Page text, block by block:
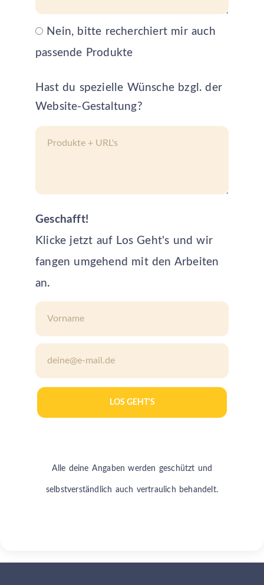
Nein, bitte recherchiert mir auch
passende Produkte
Hast du spezielle Wünsche bzgl. der
Website-Gestaltung?
Geschafft!
Klicke jetzt auf Los Geht's und wir
fangen umgehend mit den Arbeiten
an.
LOS GEHT'S
Alle deine Angaben werden geschützt und
selbstverständlich auch vertraulich behandelt.